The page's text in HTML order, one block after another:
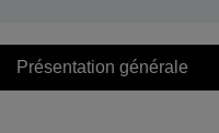
Présentation générale